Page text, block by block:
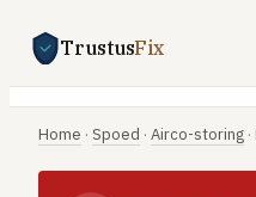
TrustusFix
Gratis
Vind
Home · Spoed · Airco-storing ·